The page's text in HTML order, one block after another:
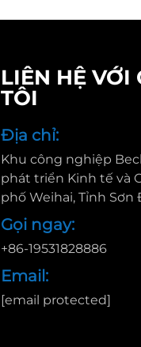
LIÊN HỆ VỚI
TÔI
Địa chỉ:
Khu công nghiệp
phát triển Kinh tế và
phố Weihai, Tỉnh Sơn
Gọi ngay:
+86-19531828886
Email:
[email protected]